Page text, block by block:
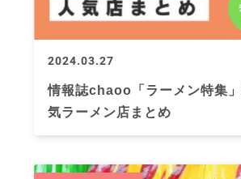
2024.03.27
情報誌chaoo「ラーメン特集
気ラーメン店まとめ